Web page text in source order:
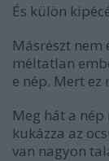
És külön
Másrészt nem
méltatlan
e nép. Mert
Meg hát a
kukázza az
van nagyon